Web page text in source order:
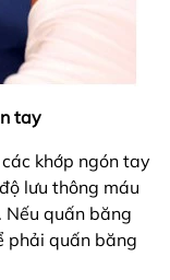
tay
khớp ngón tay
lưu thông máu
Nếu quấn băng
phải quấn băng